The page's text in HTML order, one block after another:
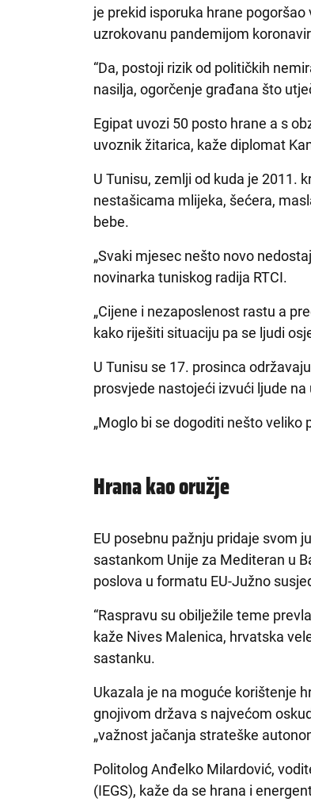
je prekid isporuka hrane
uzrokovanu pandemijom
“Da, postoji rizik od političkih
nasilja, ogorčenje građana što
Egipat uvozi 50 posto hrane a s
uvoznik žitarica, kaže diplomat
U Tunisu, zemlji od kuda je 2011.
nestašicama mlijeka, šećera,
bebe.
„Svaki mjesec nešto novo
novinarka tuniskog radija RTCI.
„Cijene i nezaposlenost rastu a
kako riješiti situaciju pa se ljudi
U Tunisu se 17. prosinca
prosvjede nastojeći izvući ljude na
„Moglo bi se dogoditi nešto veliko
Hrana kao oružje
EU posebnu pažnju pridaje svom
sastankom Unije za Mediteran u
poslova u formatu EU-Južno
“Raspravu su obilježile teme
kaže Nives Malenica, hrvatska
sastanku.
Ukazala je na moguće korištenje
gnojivom država s najvećom
„važnost jačanja strateške
Politolog Anđelko Milardović,
(IEGS), kaže da se hrana i